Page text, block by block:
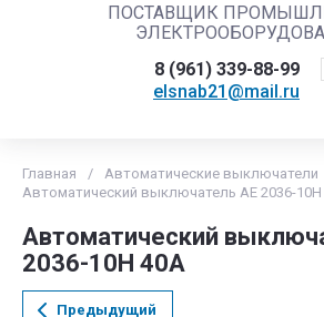
ПОСТАВЩИК
8 (961) 339-88-99
elsnab21@mail.ru
Главная / Автоматические выключатели
Автоматический выключатель АЕ 2036-10Н
Автоматический
2036-10Н 40А
Предыдущий